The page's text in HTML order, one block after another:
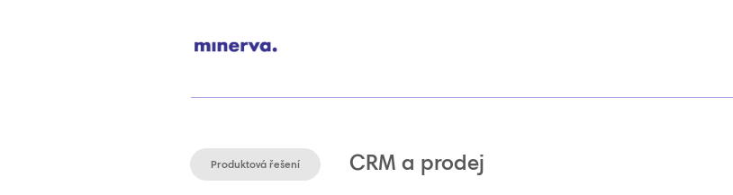
Produktová řešení CRM a prodej